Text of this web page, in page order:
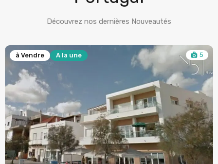
Découvrez nos dernières Nouveautés
à Vendre 5